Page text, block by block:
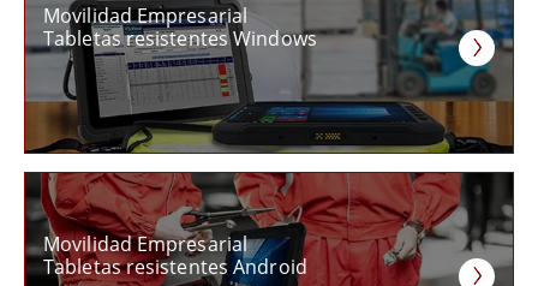
Movilidad Empresarial
Tabletas resistentes Windows
Movilidad Empresarial
Tabletas resistentes Android